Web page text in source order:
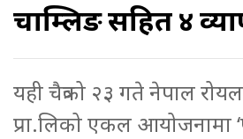
चाम्लिङ सहित ४
यही चैत्रको २३ गते नेपाल
प्रा.लिको एकल आयोजनामा